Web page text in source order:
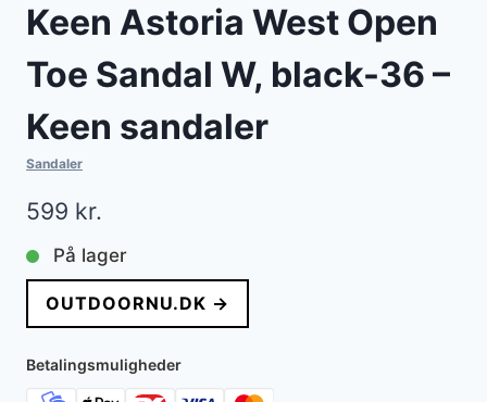
Keen Astoria West Open
Toe Sandal W, black-36 –
Keen sandaler
Sandaler
599 kr.
På lager
OUTDOORNU.DK →
Betalingsmuligheder